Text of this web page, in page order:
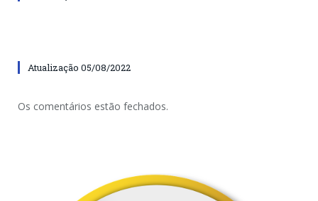
Atualização 05/08/2022
Os comentários estão fechados.